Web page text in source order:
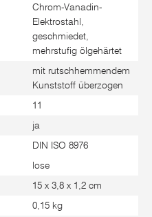
Chrom-Vanadin-
Elektrostahl,
geschmiedet,
mehrstufig ölgehärtet
mit rutschhemmendem
Kunststoff überzogen
11
ja
DIN ISO 8976
lose
15 x 3,8 x 1,2 cm
0,15 kg